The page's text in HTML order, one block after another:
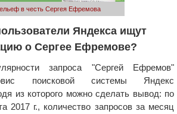
в честь Сергея Ефремова
Яндекса ищут
о Сергее Ефремове?
запроса "Сергей Ефремов"
поисковой системы Яндекс
из которого можно сделать вывод: по
2017 г., количество запросов за месяц